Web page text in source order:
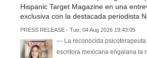
Hispanic Target Magazine en una
exclusiva con la destacada periodista
PRESS RELEASE - Tue, 04 Aug 2026 19:43:05
— La reconocida psicoterapeuta
escritora mexicana engalana la